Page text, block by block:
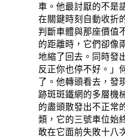
車。他最討厭的不是
在關鍵時刻自動收折
判斷車體與那座價值
的距離時，它們卻像
地縮了回去。同時發
反正你也停不好。」
了。他轉頭看去，發
跡斑斑鐵網的多層機
的盡頭散發出不正常
類，它的三號車位始
敢在它面前失敗十八